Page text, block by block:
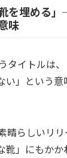
を埋める
味
タイトルは
い」という意
晴らしいリ
靴」にもか